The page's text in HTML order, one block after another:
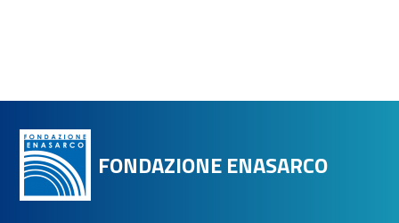
FONDAZIONE ENASARCO